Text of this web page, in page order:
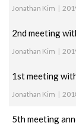
Jonathan Kim |
2nd meeting
Jonathan Kim |
1st meeting
Jonathan Kim |
5th meeting